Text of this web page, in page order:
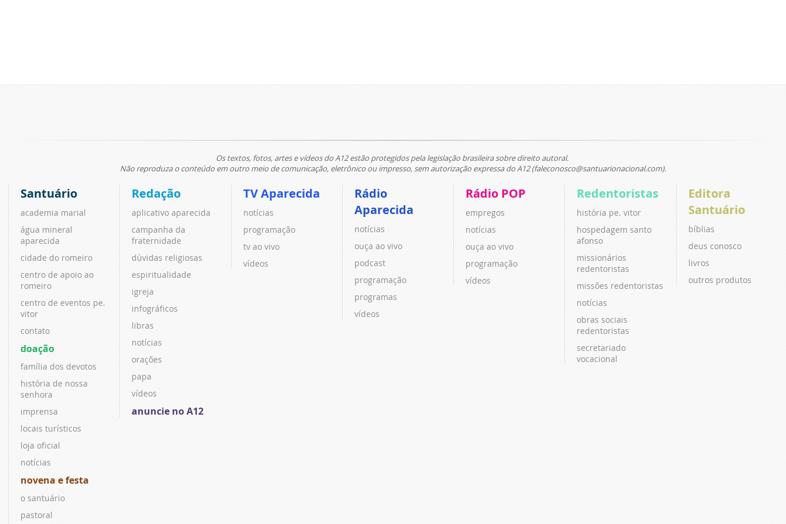
Os textos, fotos, artes e vídeos do A12 estão protegidos pela legislação brasileira sobre direito autoral.
Não reproduza o conteúdo em outro meio de comunicação, eletrônico ou impresso, sem autorização expressa do A12 (faleconosco@santuarionacional.com).
Santuário
academia marial
água mineral
aparecida
cidade do romeiro
centro de apoio ao
romeiro
centro de eventos pe.
vitor
contato
doação
família dos devotos
história de nossa
senhora
imprensa
locais turísticos
loja oficial
notícias
novena e festa
o santuário
pastoral
Redação
aplicativo aparecida
campanha da
fraternidade
dúvidas religiosas
espiritualidade
igreja
infográficos
libras
notícias
orações
papa
vídeos
anuncie no A12
TV Aparecida
notícias
programação
tv ao vivo
vídeos
Rádio
Aparecida
notícias
ouça ao vivo
podcast
programação
programas
vídeos
Rádio POP
empregos
notícias
ouça ao vivo
programação
vídeos
Redentoristas
história pe. vitor
hospedagem santo
afonso
missionários
redentoristas
missões redentoristas
notícias
obras sociais
redentoristas
secretariado
vocacional
Editora
Santuário
bíblias
deus conosco
livros
outros produtos